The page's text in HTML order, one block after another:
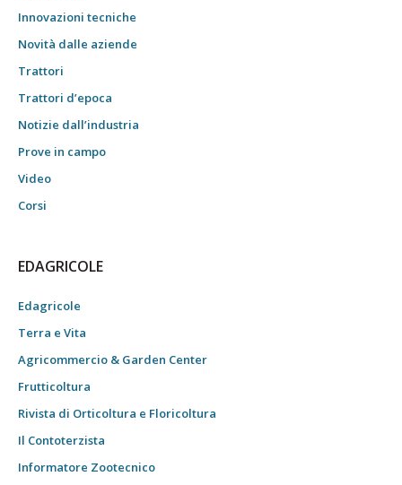
Innovazioni tecniche
Novità dalle aziende
Trattori
Trattori d’epoca
Notizie dall’industria
Prove in campo
Video
Corsi
EDAGRICOLE
Edagricole
Terra e Vita
Agricommercio & Garden Center
Frutticoltura
Rivista di Orticoltura e Floricoltura
Il Contoterzista
Informatore Zootecnico